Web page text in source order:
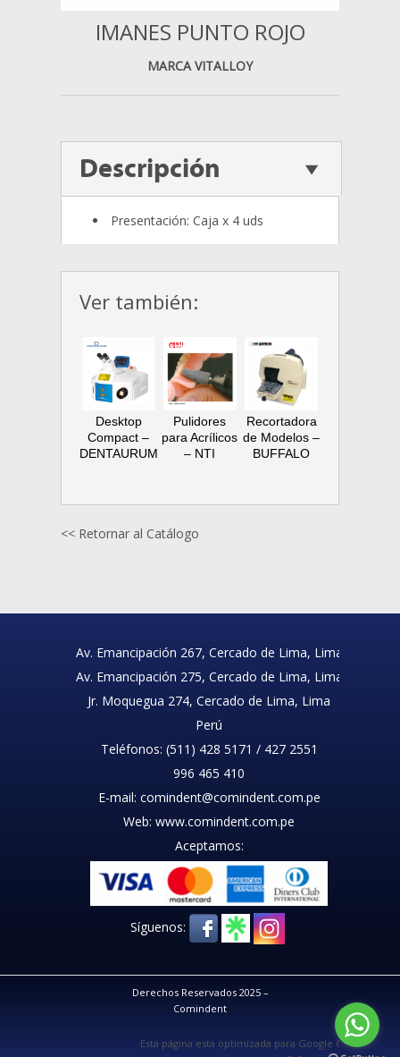
IMANES PUNTO ROJO
MARCA VITALLOY
Descripción
Presentación: Caja x 4 uds
Ver también:
Desktop
Compact –
DENTAURUM
Pulidores
para Acrílicos
– NTI
Recortadora
de Modelos –
BUFFALO
<< Retornar al Catálogo
Av. Emancipación 267, Cercado de Lima, Lima
Av. Emancipación 275, Cercado de Lima, Lima
Jr. Moquegua 274, Cercado de Lima, Lima
Perú
Teléfonos: (511) 428 5171 / 427 2551
996 465 410
E-mail: comindent@comindent.com.pe
Web: www.comindent.com.pe
Aceptamos:
Síguenos:
Derechos Reservados 2025 –
Comindent
Esta página esta optimizada para Google Chrome,